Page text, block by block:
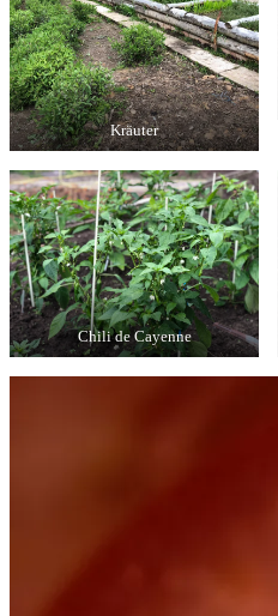
Kräuter
Chili de Cayenne